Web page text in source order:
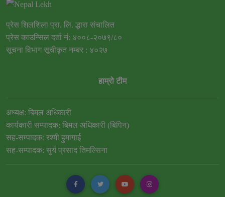
प्रेस शिलशिला प्रा. लि. द्धारा संचालित
प्रेस काउन्सिल दर्ता नं: ४००८-२०७९/८०
सूचना विभाग सूचीकृत नम्बर : ४०२७
हाम्रो टीम
अध्यक्ष: बिमल अधिकारी
कार्यकारी सम्पादक: बिमल अधिकारी (बिपिन)
सह-सम्पादक: रश्मी हुमागाई
सह-सम्पादक: सुर्य प्रसाद तिमल्सिना